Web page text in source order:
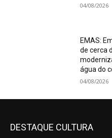
04/08/2026
EMAS:
de cerca
água do
04/08/2026
DESTAQUE CULTURA